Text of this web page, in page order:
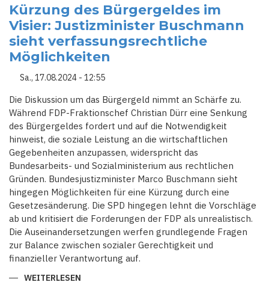
KONFLIKT:
FINANZIELLE
UNTERSTÜTZUNG
FÜR
DIE
UKRAINE
UNTER
DRUCK
Kürzung des Bürgergeldes im
Visier: Justizminister Buschmann
sieht verfassungsrechtliche
Möglichkeiten
Sa., 17.08.2024 - 12:55
Die Diskussion um das Bürgergeld nimmt an Schärfe zu.
Während FDP-Fraktionschef Christian Dürr eine Senkung
des Bürgergeldes fordert und auf die Notwendigkeit
hinweist, die soziale Leistung an die wirtschaftlichen
Gegebenheiten anzupassen, widerspricht das
Bundesarbeits- und Sozialministerium aus rechtlichen
Gründen. Bundesjustizminister Marco Buschmann sieht
hingegen Möglichkeiten für eine Kürzung durch eine
Gesetzesänderung. Die SPD hingegen lehnt die Vorschläge
ab und kritisiert die Forderungen der FDP als unrealistisch.
Die Auseinandersetzungen werfen grundlegende Fragen
zur Balance zwischen sozialer Gerechtigkeit und
finanzieller Verantwortung auf.
WEITERLESEN